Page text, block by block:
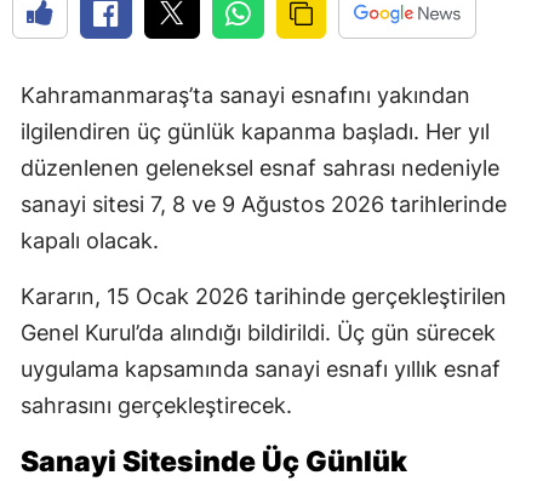
Kahramanmaraş’ta sanayi esnafını yakından
ilgilendiren üç günlük kapanma başladı. Her yıl
düzenlenen geleneksel esnaf sahrası nedeniyle
sanayi sitesi 7, 8 ve 9 Ağustos 2026 tarihlerinde
kapalı olacak.
Kararın, 15 Ocak 2026 tarihinde gerçekleştirilen
Genel Kurul’da alındığı bildirildi. Üç gün sürecek
uygulama kapsamında sanayi esnafı yıllık esnaf
sahrasını gerçekleştirecek.
Sanayi Sitesinde Üç Günlük